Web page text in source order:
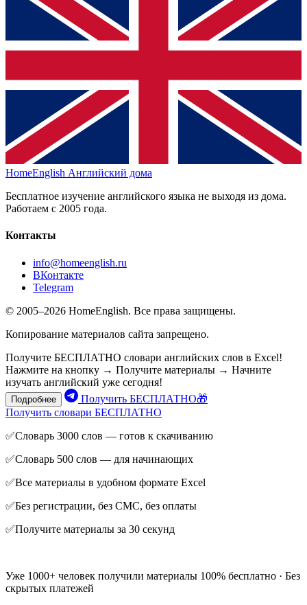
HomeEnglish Английский дома
Бесплатное изучение английского языка не выходя из дома.
Работаем с 2005 года.
Контакты
info@homeenglish.ru
ВКонтакте
Telegram
© 2005–2026 HomeEnglish. Все права защищены.
Копирование материалов сайта запрещено.
Получите БЕСПЛАТНО словари английских слов в Excel!
Нажмите на кнопку → Получите материалы → Начните
изучать английский уже сегодня!
Подробнее
Получить БЕСПЛАТНО🎁
Получить словари БЕСПЛАТНО
✅Словарь 3000 слов — готов к скачиванию
✅Словарь 500 слов — для начинающих
✅Все материалы в удобном формате Excel
✅Без регистрации, без СМС, без оплаты
✅Получите материалы за 30 секунд
Уже 1000+ человек получили материалы 100% бесплатно · Без
скрытых платежей